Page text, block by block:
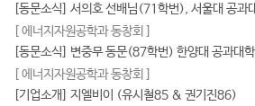
[ 에너지자원공학과 동창회 ]
[ 에너지자원공학과 동창회 ]
[기업소개] 지엘비이 (유시철85 & 권기진86)